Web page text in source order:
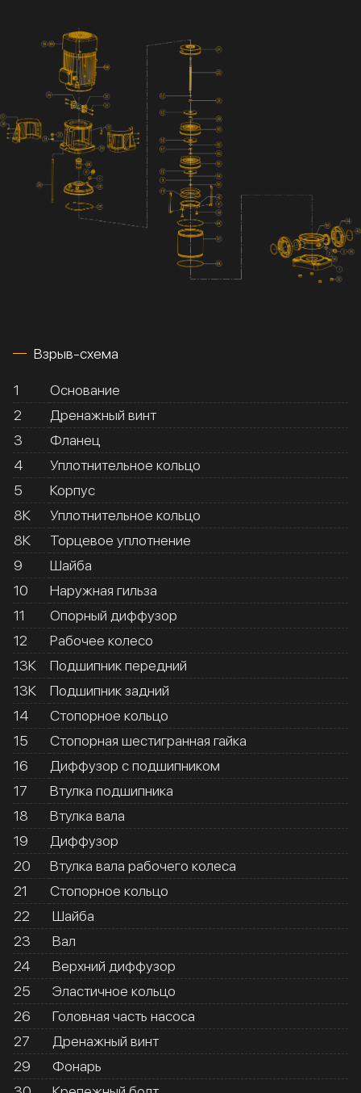
Взрыв-схема
1
Основание
2
Дренажный винт
3
Фланец
4
Уплотнительное кольцо
5
Корпус
8К
Уплотнительное кольцо
8К
Торцевое уплотнение
9
Шайба
10
Наружная гильза
11
Опорный диффузор
12
Рабочее колесо
13К
Подшипник передний
13К
Подшипник задний
14
Стопорное кольцо
15
Стопорная шестигранная гайка
16
Диффузор с подшипником
17
Втулка подшипника
18
Втулка вала
19
Диффузор
20
Втулка вала рабочего колеса
21
Стопорное кольцо
22
Шайба
23
Вал
24
Верхний диффузор
25
Эластичное кольцо
26
Головная часть насоса
27
Дренажный винт
29
Фонарь